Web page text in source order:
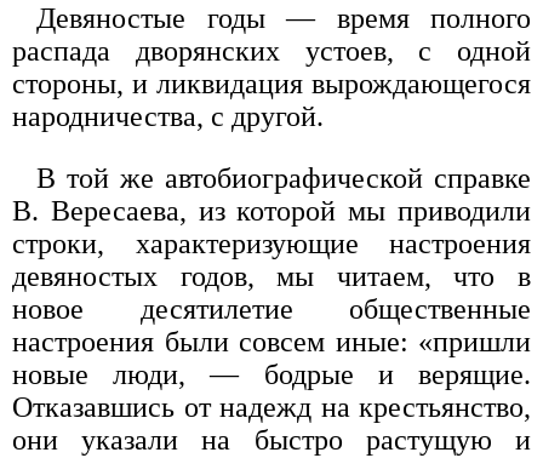
Девяностые годы — время полного
распада дворянских устоев, с одной
стороны, и ликвидация вырождающегося
народничества, с другой.
В той же автобиографической справке
В. Вересаева, из которой мы приводили
строки, характеризующие настроения
девяностых годов, мы читаем, что в
новое десятилетие общественные
настроения были совсем иные: «пришли
новые люди, — бодрые и верящие.
Отказавшись от надежд на крестьянство,
они указали на быстро растущую и